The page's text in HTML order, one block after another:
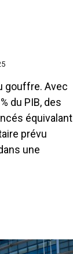
gouffre. Avec
du PIB, des
équivalant
prévu
une